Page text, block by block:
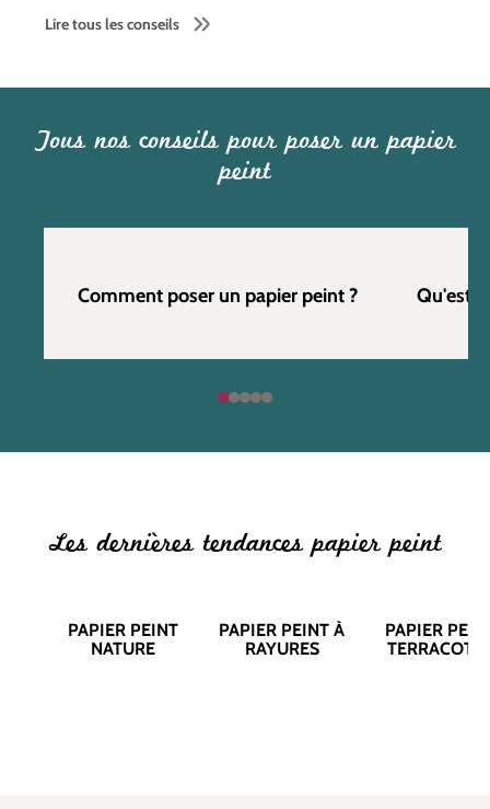
Lire tous les conseils
Tous nos conseils pour poser un papier
peint
Comment poser un papier peint ? Qu'est
Les dernières tendances papier peint
PAPIER PEINT
NATURE
PAPIER PEINT À
RAYURES
PAPIER